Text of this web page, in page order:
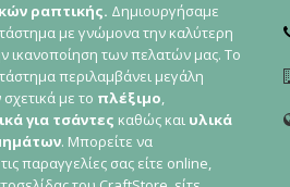
ραπτικής. Δημιουργήσαμε
με γνώμονα την καλύτερη
ικανοποίηση των πελατών μας. Το
περιλαμβάνει μεγάλη
με το πλέξιμο,
για τσάντες καθώς και υλικά
. Μπορείτε να
παραγγελίες σας είτε online,